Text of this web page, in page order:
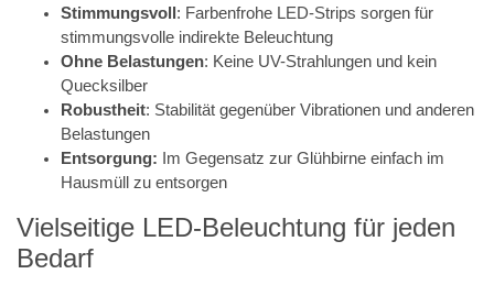
Stimmungsvoll : Farbenfrohe LED-Strips sorgen für
stimmungsvolle indirekte Beleuchtung
Ohne Belastungen: Keine UV-Strahlungen und kein
Quecksilber
Robustheit: Stabilität gegenüber Vibrationen und anderen
Belastungen
Entsorgung: Im Gegensatz zur Glühbirne einfach im
Hausmüll zu entsorgen
Vielseitige LED-Beleuchtung für jeden
Bedarf